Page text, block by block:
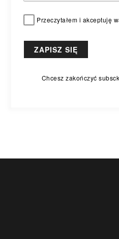
Przeczytałem i akceptuję
Chcesz zakończyć